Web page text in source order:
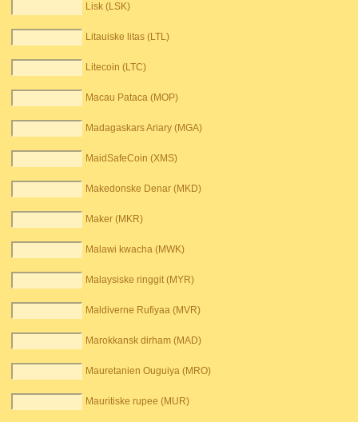
Lisk (LSK)
Litauiske litas (LTL)
Litecoin (LTC)
Macau Pataca (MOP)
Madagaskars Ariary (MGA)
MaidSafeCoin (XMS)
Makedonske Denar (MKD)
Maker (MKR)
Malawi kwacha (MWK)
Malaysiske ringgit (MYR)
Maldiverne Rufiyaa (MVR)
Marokkansk dirham (MAD)
Mauretanien Ouguiya (MRO)
Mauritiske rupee (MUR)